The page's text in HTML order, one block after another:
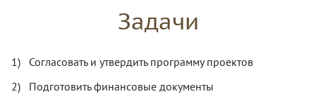
Задачи
Согласовать и утвердить программу проектов
Подготовить финансовые документы